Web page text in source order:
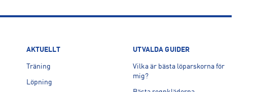
AKTUELLT
Träning
Löpning
UTVALDA GUIDER
Vilka är bästa löparskorna för
mig?